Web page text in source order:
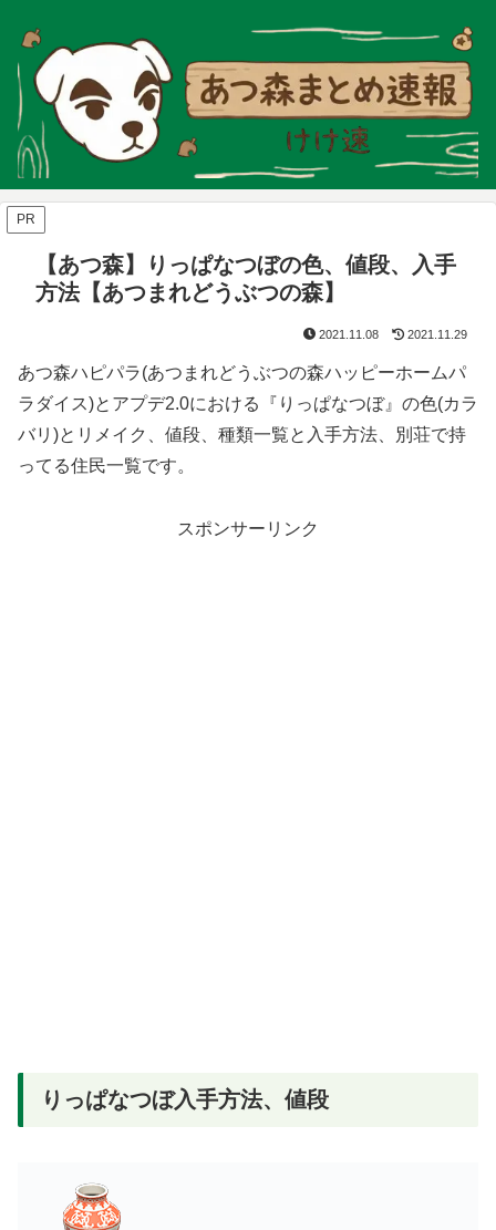
PR
【あつ森】りっぱなつぼの色、値段、入手
方法【あつまれどうぶつの森】
2021.11.08 2021.11.29
あつ森ハピパラ(あつまれどうぶつの森ハッピーホームパ
ラダイス)とアプデ2.0における『りっぱなつぼ』の色(カラ
バリ)とリメイク、値段、種類一覧と入手方法、別荘で持
ってる住民一覧です。
スポンサーリンク
りっぱなつぼ入手方法、値段